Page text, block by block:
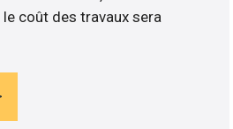
coût des travaux sera